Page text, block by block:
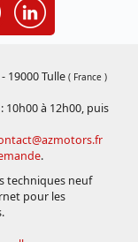
19000 Tulle ( France )
10h00 à 12h00, puis
.
techniques neuf
pour les